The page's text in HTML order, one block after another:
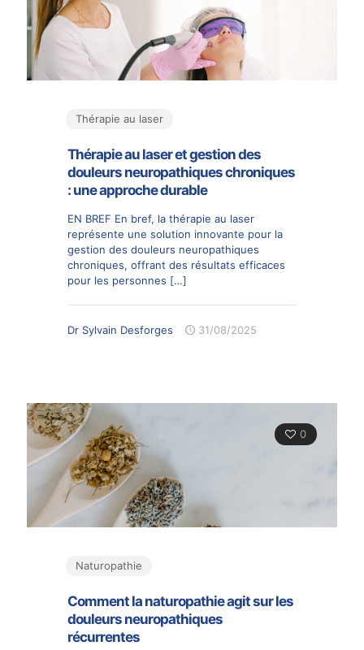
Thérapie au laser
Thérapie au laser et gestion des
douleurs neuropathiques chroniques
: une approche durable
EN BREF En bref, la thérapie au laser
représente une solution innovante pour la
gestion des douleurs neuropathiques
chroniques, offrant des résultats efficaces
pour les personnes […]
Dr Sylvain Desforges 31/08/2025
0
Naturopathie
Comment la naturopathie agit sur les
douleurs neuropathiques
récurrentes